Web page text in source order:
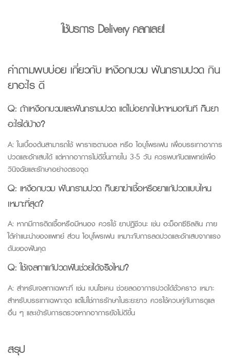
ใช้บริการ Delivery คลิกเลย!
คำถามพบบ่อย เกี่ยวกับ เหงือกบวม ฟันกรามปวด กิน
ยาอะไร ดี
Q: ถ้าเหงือกบวมและฟันกรามปวด แต่ไม่อยากไปหาหมอทันที กินยา
อะไรได้บ้าง?
A:ในเบื้องต้นสามารถใช้ พาราเซตามอล หรือ ไอบูโพรเฟน เพื่อบรรเทาอาการ
ปวดและอักเสบได้ แต่หากอาการไม่ดีขึ้นภายใน 3-5 วัน ควรพบทันตแพทย์เพื่อ
วินิจฉัยและรักษาอย่างตรงจุด
Q: เหงือกบวม ฟันกรามปวด กินยาฆ่าเชื้อหรือยาแก้ปวดแบบไหน
เหมาะที่สุด?
A: หากมีการติดเชื้อหรือมีหนอง ควรใช้ ยาปฏิชีวนะ เช่น อะม็อกซีซิลลิน ภาย
ใต้คำแนะนำของแพทย์ ส่วน ไอบูโพรเฟน เหมาะกับการลดปวดและอักเสบจากแรง
ดันของฟันคุด
Q:ใช้เจลทาแก้ปวดฟันช่วยได้จริงไหม?
A: สำหรับเจลทาเฉพาะที่ เช่น เบนโซเคน ช่วยลดอาการปวดได้ชั่วคราว เหมาะ
สำหรับบรรเทาเฉพาะจุด แต่ไม่ใช่การรักษาในระยะยาว ควรใช้ควบคู่กับการดูแล
อื่น ๆ และเข้ารับการตรวจหากอาการยังไม่ดีขึ้น
สรุป